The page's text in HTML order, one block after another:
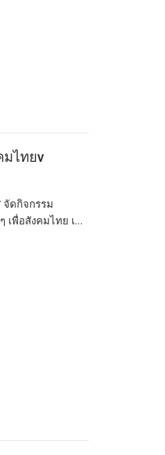
มไทยv
จัดกิจกรรม
เพื่อสังคมไทย เ…